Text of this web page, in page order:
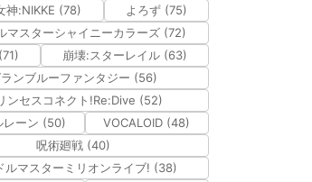
神:NIKKE (78)
よろず (75)
マスターシャイニーカラーズ (72)
崩壊:スターレイル (63)
ンブルーファンタジー (56)
ンセスコネクト!Re:Dive (52)
レーン (50)
VOCALOID (48)
呪術廻戦 (40)
ルマスターミリオンライブ! (38)